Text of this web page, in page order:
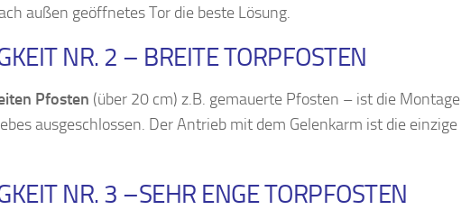
außen geöffnetes Tor die beste Lösung.
NR. 2 – BREITE TORPFOSTEN
Pfosten (über 20 cm) z.B. gemauerte Pfosten – ist die Montage
ausgeschlossen. Der Antrieb mit dem Gelenkarm ist die einzige
NR. 3 –SEHR ENGE TORPFOSTEN